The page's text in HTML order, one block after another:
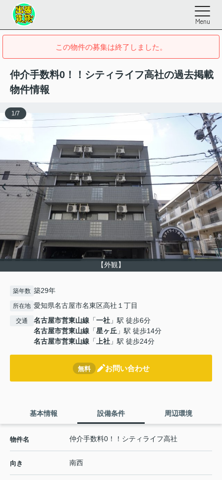
Menu
この物件の募集は終了しました。
仲介手数料0！！シティライフ高社の過去掲載
物件情報
【外観】
1 /7
築年数 築29年
所在地 愛知県名古屋市名東区高社１丁目
交通 名古屋市営東山線 「一社 」駅 徒歩6分
名古屋市営東山線 「星ヶ丘 」駅 徒歩14分
名古屋市営東山線 「 上社 」駅 徒歩24分
無料 お問い合わせ
基本情報 設備条件 周辺環境
物件名 仲介手数料0！！シティライフ高社
向き 南西